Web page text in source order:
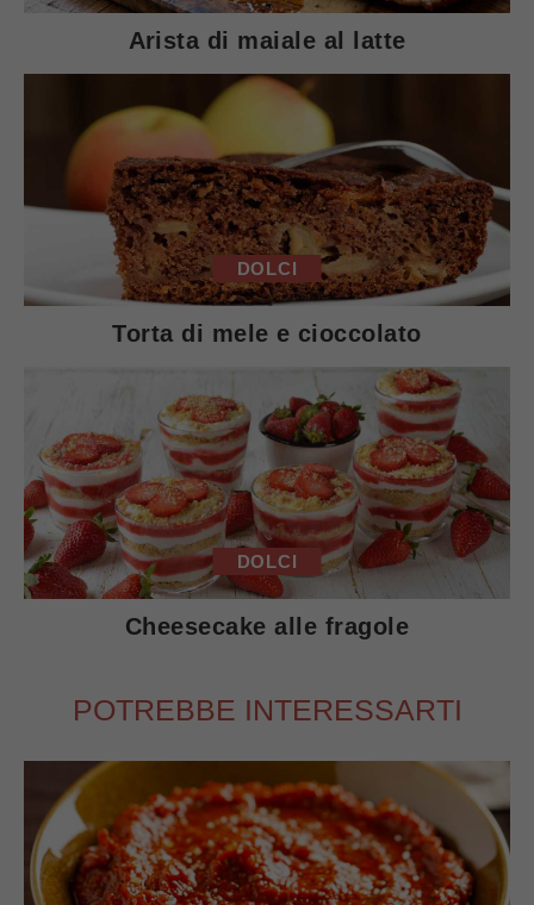
Arista di maiale al latte
DOLCI
Torta di mele e cioccolato
DOLCI
Cheesecake alle fragole
POTREBBE INTERESSARTI